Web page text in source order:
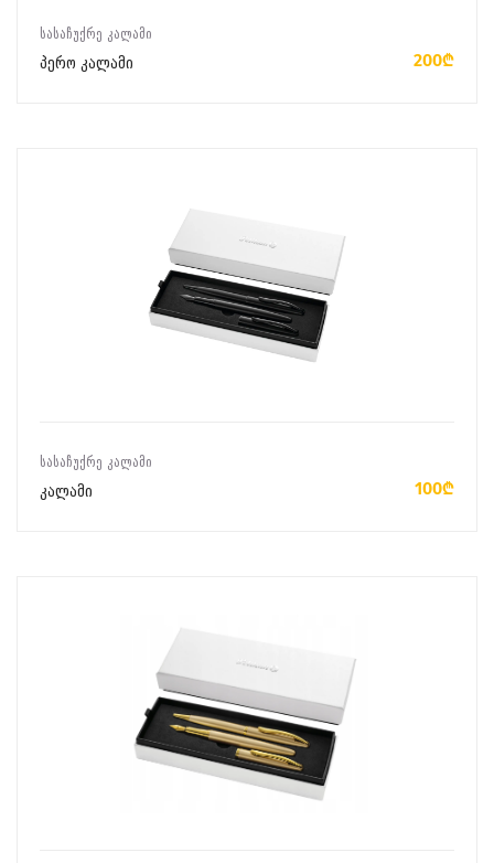
ᲡᲐᲡᲐᲩᲣᲥᲠᲔ ᲙᲐᲚᲐᲛᲘ
პერო კალამი 200₾
ᲡᲐᲡᲐᲩᲣᲥᲠᲔ ᲙᲐᲚᲐᲛᲘ
კალამი 100₾